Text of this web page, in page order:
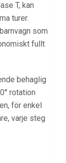
T, kan
turer.
som
fullt
behaglig
rotation
för enkel
varje steg